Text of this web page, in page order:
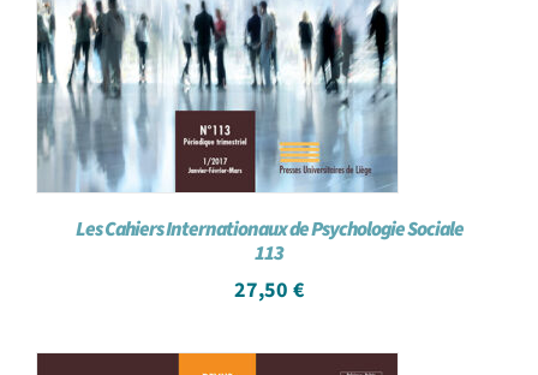
Les Cahiers Internationaux de Psychologie Sociale
113
27,50 €